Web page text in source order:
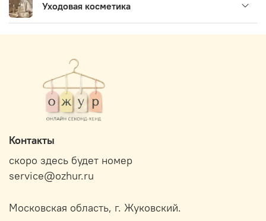
Уходовая косметика
Контакты
скоро здесь будет номер
service@ozhur.ru
Московская область, г. Жуковский.